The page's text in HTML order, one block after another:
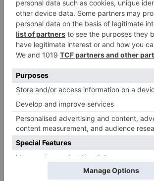
La certificación de competencias
una iniciativa financiada con
de Desarrollo Regional (FEDER), y
complementa el servicio de
formación gratuita en nuevas
Programa CyL Digital.